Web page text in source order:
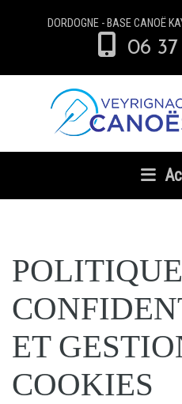
DORDOGNE - BASE CANOË
06 37
ET
COOKIES